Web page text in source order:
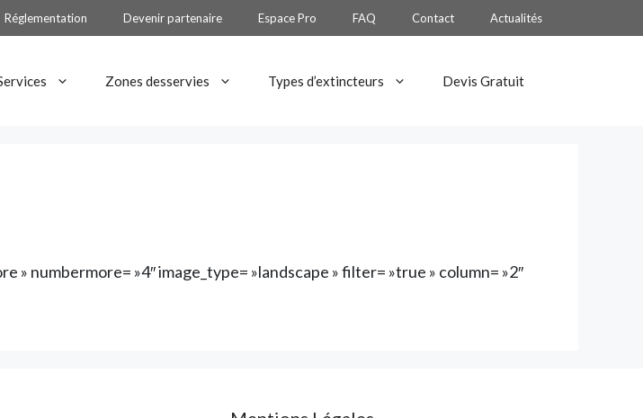
Réglementation Devenir partenaire Espace Pro FAQ Contact Actualités
Zones desservies Types d’extincteurs Devis Gratuit
» numbermore= »4″ image_type= »landscape » filter= »true » column= »2″